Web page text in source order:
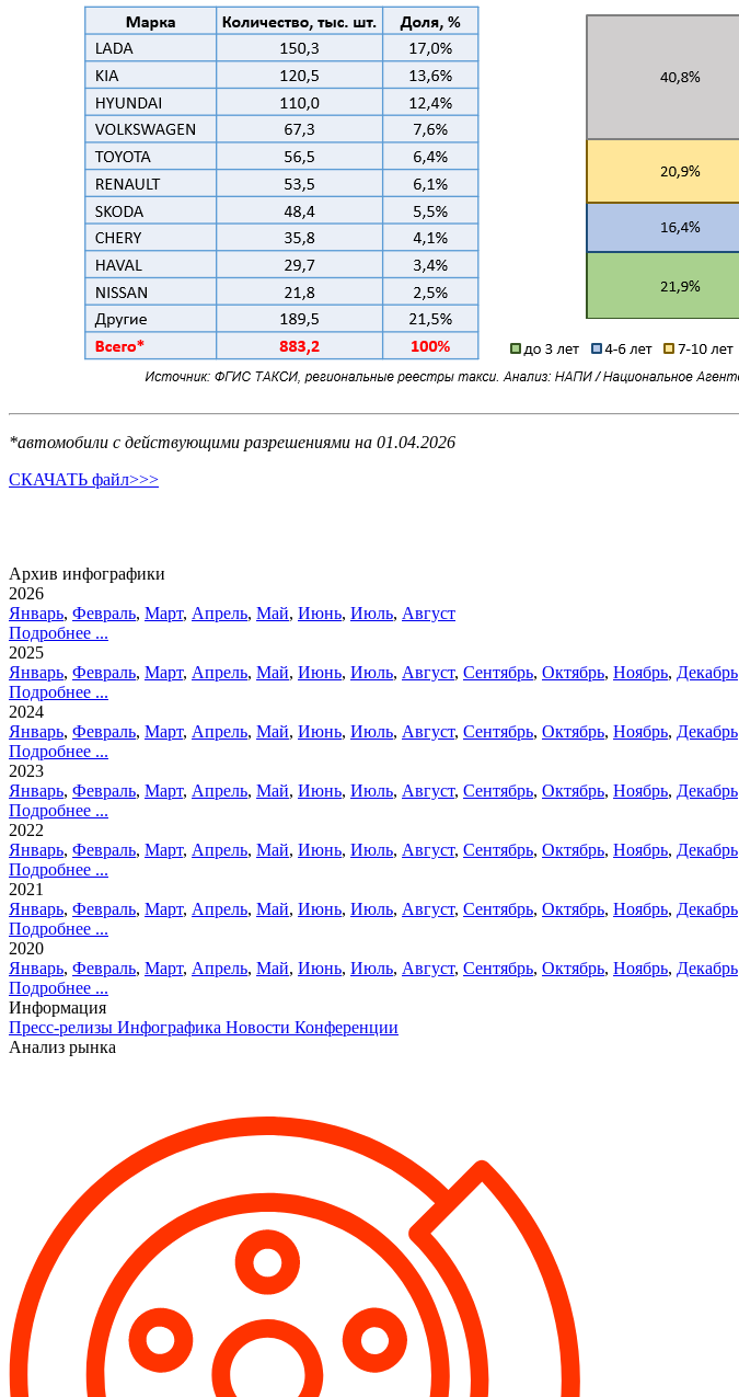
*автомобили с действующими разрешениями на 01.04.2026
СКАЧАТЬ файл>>>
Архив инфографики
2026
Январь, Февраль, Март, Апрель, Май, Июнь, Июль, Август
Подробнее ...
2025
Январь, Февраль, Март, Апрель, Май, Июнь, Июль, Август, Сентябрь, Октябрь, Ноябрь, Декабрь
Подробнее ...
2024
Январь, Февраль, Март, Апрель, Май, Июнь, Июль, Август, Сентябрь, Октябрь, Ноябрь, Декабрь
Подробнее ...
2023
Январь, Февраль, Март, Апрель, Май, Июнь, Июль, Август, Сентябрь, Октябрь, Ноябрь, Декабрь
Подробнее ...
2022
Январь, Февраль, Март, Апрель, Май, Июнь, Июль, Август, Сентябрь, Октябрь, Ноябрь, Декабрь
Подробнее ...
2021
Январь, Февраль, Март, Апрель, Май, Июнь, Июль, Август, Сентябрь, Октябрь, Ноябрь, Декабрь
Подробнее ...
2020
Январь, Февраль, Март, Апрель, Май, Июнь, Июль, Август, Сентябрь, Октябрь, Ноябрь, Декабрь
Подробнее ...
Информация
Пресс-релизы Инфографика Новости Конференции
Анализ рынка